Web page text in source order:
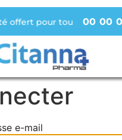
offert pour tout achat
00 00
e-mail